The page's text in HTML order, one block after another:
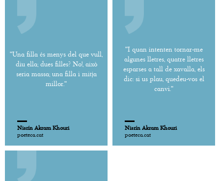
"Una filla és menys del que vull,
diu ella; dues filles? No!, això
seria massa; una filla i mitja
millor."
Nisrín Akram Khouri
poeteca.cat
"I quan intenten tornar-me
algunes lletres, quatre lletres
esparses a tall de xavalla, els
dic: si us plau, quedeu-vos el
canvi."
Nisrín Akram Khouri
poeteca.cat